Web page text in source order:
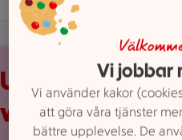
Uppvikt reklamblad från ICA
Upptäck
veckans
Vi jobbar
Vi använder kakor
att göra våra tjänster
bättre upplevelse. De